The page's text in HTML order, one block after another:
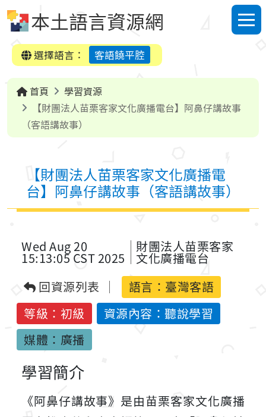
本土語言資源網
選單
選擇語言：
客語饒平腔
首頁
學習資源
【財團法人苗栗客家文化廣播電台】阿鼻仔講故事
（客語講故事）
【財團法人苗栗客家文化廣播電
台】阿鼻仔講故事（客語講故事）
Wed Aug 20
15:13:05 CST 2025
財團法人苗栗客家
文化廣播電台
回資源列表
語言： 臺灣客語
等級：初級
資源內容：聽說學習
媒體：廣播
學習簡介
《阿鼻仔講故事》是由苗栗客家文化廣播